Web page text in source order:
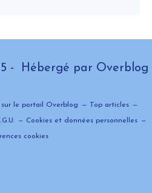
- Hébergé par Overblog
sur le portail Overblog Top articles
Cookies et données personnelles
cookies